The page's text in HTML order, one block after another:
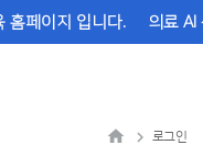
홈페이지 입니다. 의료 AI
로그인